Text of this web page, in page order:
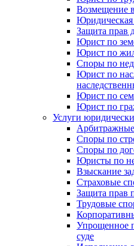
Возмещение
Юридическая
Защита прав
Юрист по
Юрист по
Споры по
Юрист по
Юрист по
Юрист по
Услуги
Споры по
Споры по
Юристы по
Взыскание
Страховые
Защита прав
Трудовые
Упрощенное
суде